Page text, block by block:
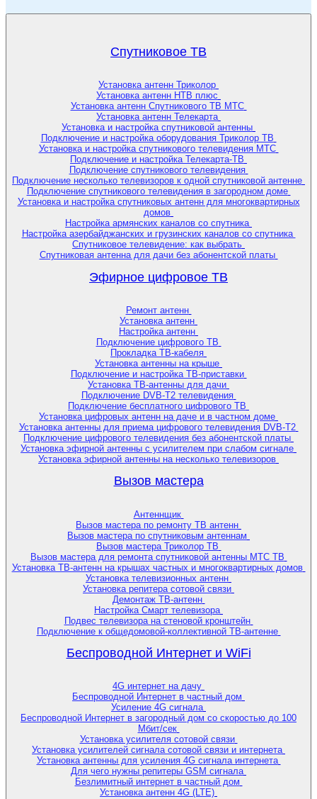
Спутниковое ТВ
Установка антенн Триколор
Установка антенн НТВ плюс
Установка антенн Спутникового ТВ МТС
Установка антенн Телекарта
Установка и настройка спутниковой антенны
Подключение и настройка оборудования Триколор ТВ
Установка и настройка спутникового телевидения МТС
Подключение и настройка Телекарта-ТВ
Подключение спутникового телевидения
Подключение несколько телевизоров к одной спутниковой антенне
Подключение спутникового телевидения в загородном доме
Установка и настройка спутниковых антенн для многоквартирных
домов
Настройка армянских каналов со спутника
Настройка азербайджанских и грузинских каналов со спутника
Спутниковое телевидение: как выбрать
Спутниковая антенна для дачи без абонентской платы
Эфирное цифровое ТВ
Ремонт антенн
Установка антенн
Настройка антенн
Подключение цифрового ТВ
Прокладка ТВ-кабеля
Установка антенны на крыше
Подключение и настройка ТВ-приставки
Установка ТВ-антенны для дачи
Подключение DVB-T2 телевидения
Подключение бесплатного цифрового ТВ
Установка цифровых антенн на даче и в частном доме
Установка антенны для приема цифрового телевидения DVB-T2
Подключение цифрового телевидения без абонентской платы
Установка эфирной антенны с усилителем при слабом сигнале
Установка эфирной антенны на несколько телевизоров
Вызов мастера
Антеннщик
Вызов мастера по ремонту ТВ антенн
Вызов мастера по спутниковым антеннам
Вызов мастера Триколор ТВ
Вызов мастера для ремонта спутниковой антенны МТС ТВ
Установка ТВ-антенн на крышах частных и многоквартирных домов
Установка телевизионных антенн
Установка репитера сотовой связи
Демонтаж ТВ-антенн
Настройка Смарт телевизора
Подвес телевизора на стеновой кронштейн
Подключение к общедомовой-коллективной ТВ-антенне
Беспроводной Интернет и WiFi
4G интернет на дачу
Беспроводной Интернет в частный дом
Усиление 4G сигнала
Беспроводной Интернет в загородный дом со скоростью до 100
Мбит/сек
Установка усилителя сотовой связи
Установка усилителей сигнала сотовой связи и интернета
Установка антенны для усиления 4G сигнала интернета
Для чего нужны репитеры GSM сигнала
Безлимитный интернет в частный дом
Установка антенн 4G (LTE)